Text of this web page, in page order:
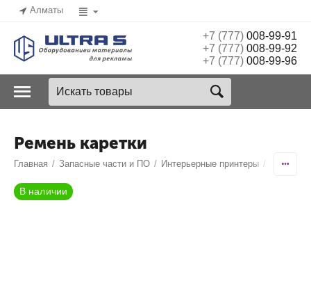
Алматы
+7 (777)008-99-91
+7 (777)008-99-92
+7 (777)008-99-96
Ремень каретки
Главная / Запасные части и ПО / Интерьерные принтеры / Encad
В наличии